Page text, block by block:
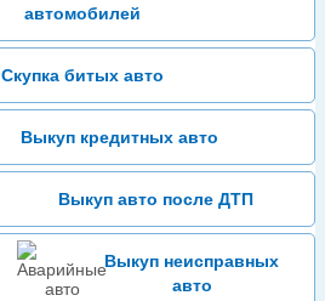
автомобилей
Скупка битых авто
Выкуп кредитных авто
Выкуп авто после ДТП
Выкуп неисправных
авто